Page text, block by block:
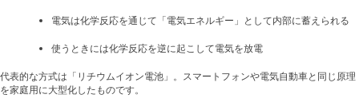
電気は化学反応を通じて「電気エネルギー」として内部に蓄えられる
使うときには化学反応を逆に起こして電気を放電
代表的な方式は「リチウムイオン電池」。スマートフォンや電気自動車と同じ原理
を家庭用に大型化したものです。